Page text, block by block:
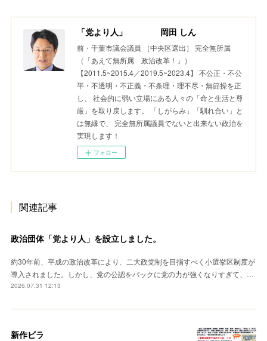
「党より人」 岡田 しん
前・千葉市議会議員 ［中央区選出］ 完全無所属
（「あえて無所属 政治改革！」）
【2011.5~2015.4／2019.5~2023.4】 不公正・不公
平・不透明・不正義・不条理・理不尽・無節操を正
し、 社会的に弱い立場にある人々の「命と生活と尊
厳」を取り戻します。 「しがらみ」「馴れ合い」と
は無縁で、 完全無所属議員でないと出来ない政治を
実現します！
フォロー
関連記事
政治団体「党より人」を設立しました。
約30年前、平成の政治改革により、二大政党制を目指すべく小選挙区制度が
導入されました。しかし、党の公認をバックに党の力が強くなりすぎて、…
2026.07.31 12:13
新作ビラ